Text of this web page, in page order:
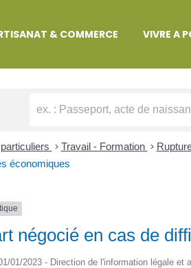
& COMMERCE VIVRE A
> Travail - Formation >
économiques
négocié en cas de
01/2023 - Direction de l'information légale et